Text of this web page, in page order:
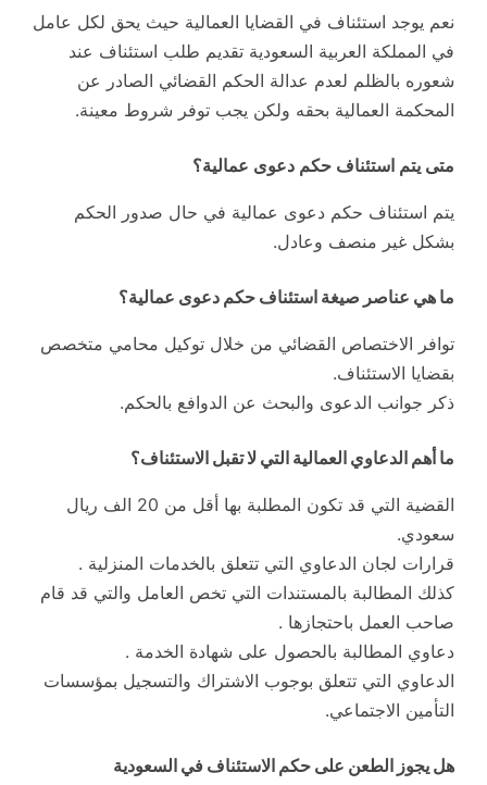
نعم يوجد استئناف في القضايا العمالية حيث يحق لكل عامل
في المملكة العربية السعودية تقديم طلب استئناف عند
شعوره بالظلم لعدم عدالة الحكم القضائي الصادر عن
المحكمة العمالية بحقه ولكن يجب توفر شروط معينة.
متى يتم استئناف حكم دعوى عمالية؟
يتم استئناف حكم دعوى عمالية في حال صدور الحكم
بشكل غير منصف وعادل.
ما هي عناصر صيغة استئناف حكم دعوى عمالية؟
توافر الاختصاص القضائي من خلال توكيل محامي متخصص
بقضايا الاستئناف.
ذكر جوانب الدعوى والبحث عن الدوافع بالحكم.
ما أهم الدعاوي العمالية التي لا تقبل الاستئناف؟
القضية التي قد تكون المطلبة بها أقل من 20 الف ريال
سعودي.
قرارات لجان الدعاوي التي تتعلق بالخدمات المنزلية .
كذلك المطالبة بالمستندات التي تخص العامل والتي قد قام
صاحب العمل باحتجازها .
دعاوي المطالبة بالحصول على شهادة الخدمة .
الدعاوي التي تتعلق بوجوب الاشتراك والتسجيل بمؤسسات
التأمين الاجتماعي.
هل يجوز الطعن على حكم الاستئناف في السعودية